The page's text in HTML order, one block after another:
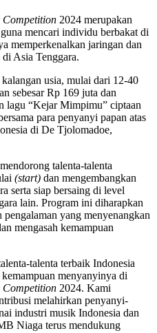
Competition 2024 merupakan
mencari individu berbakat di
memperkenalkan jaringan dan
Asia Tenggara.
usia, mulai dari 12-40
sebesar Rp 169 juta dan
lagu “Kejar Mimpimu” ciptaan
para penyanyi papan atas
di De Tjolomadoe,
talenta-talenta
(start) dan mengembangkan
serta siap bersaing di level
lain. Program ini diharapkan
yang menyenangkan
mengasah kemampuan
talenta terbaik Indonesia
menyanyinya di
Competition 2024. Kami
melahirkan penyanyi-
industri musik Indonesia dan
Niaga terus mendukung